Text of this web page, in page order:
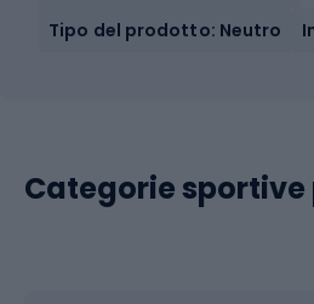
Tipo del prodotto: Neutro
Categorie